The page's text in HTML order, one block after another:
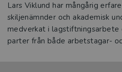
Lars Viklund har mångårig
skiljenämnder och akademisk
medverkat i
parter från både arbetstagar-